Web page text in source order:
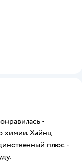
-
химии. Хайнц
плюс -